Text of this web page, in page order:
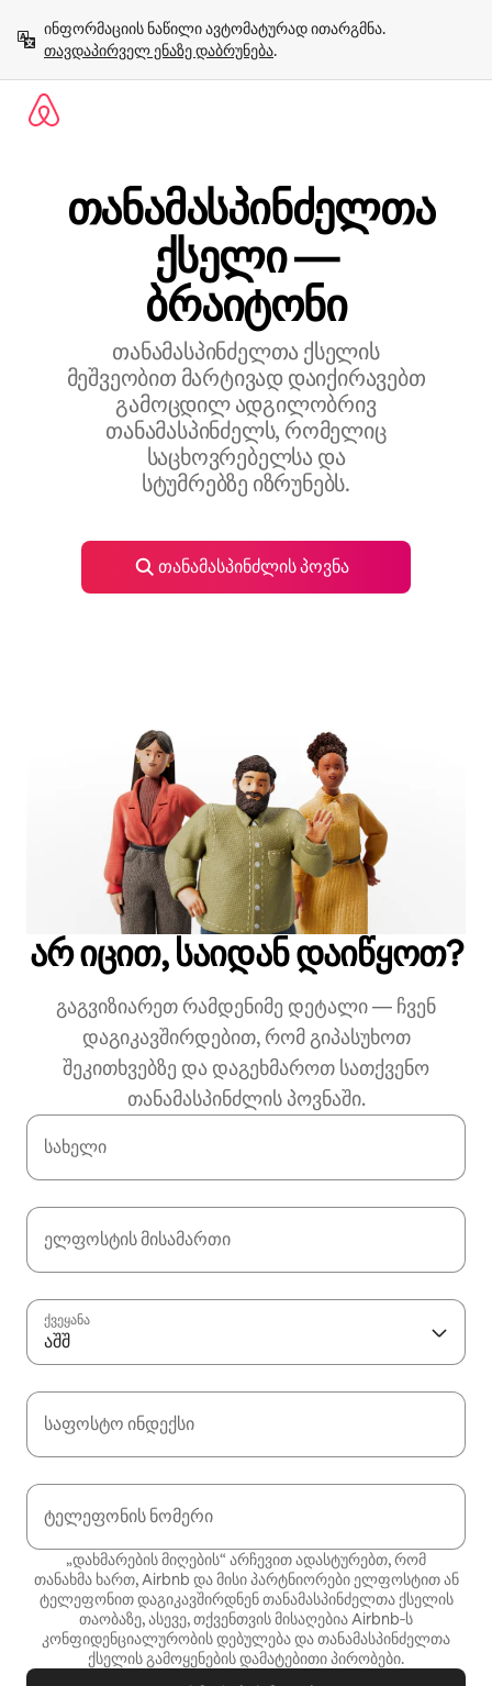
გადასვლა
თავდაპირველ ენაზე დაბრუნება.
თანამასპინძელთა
ქსელი —
ბრაიტონი
თანამასპინძელთა ქსელის
მეშვეობით მარტივად დაიქირავებთ
გამოცდილ ადგილობრივ
თანამასპინძელს, რომელიც
საცხოვრებელსა და
სტუმრებზე იზრუნებს.
თანამასპინძლის პოვნა
არ იცით, საიდან დაიწყოთ?
გაგვიზიარეთ რამდენიმე დეტალი — ჩვენ
დაგიკავშირდებით, რომ გიპასუხოთ
შეკითხვებზე და დაგეხმაროთ სათქვენო
თანამასპინძლის პოვნაში.
სახელი
ელფოსტის მისამართი
ქვეყანა
აშშ
საფოსტო ინდექსი
ტელეფონის ნომერი
„დახმარების მიღების“ არჩევით ადასტურებთ, რომ
თანახმა ხართ, Airbnb და მისი პარტნიორები ელფოსტით ან
ტელეფონით დაგიკავშირდნენ თანამასპინძელთა ქსელის
თაობაზე, ასევე, თქვენთვის მისაღებია Airbnb‑ს
კონფიდენციალურობის დებულებადათანამასპინძელთა
ქსელის გამოყენების დამატებითი პირობები.